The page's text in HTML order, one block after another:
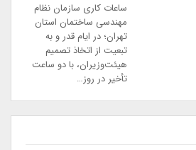
ساعات کاری سازمان نظام
مهندسی ساختمان استان
تهران؛ در ایام قدر و به
تبعیت از اتخاذ تصمیم
هیئت‌وزیران، با دو ساعت
تأخیر در روز…